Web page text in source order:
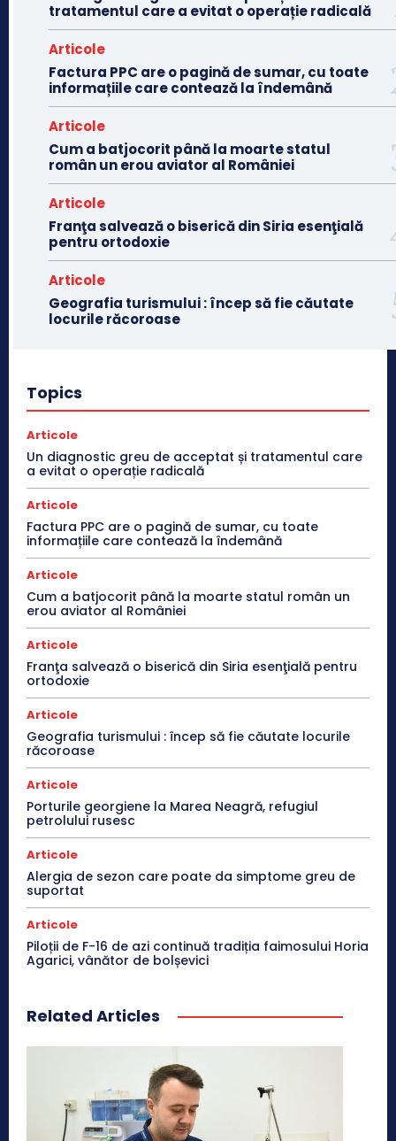
tratamentul care a evitat o operație radicală
Articole
Factura PPC are o pagină de sumar, cu toate
informațiile care contează la îndemână
Articole
Cum a batjocorit până la moarte statul
român un erou aviator al României
Articole
Franţa salvează o biserică din Siria esenţială
pentru ortodoxie
Articole
Geografia turismului : încep să fie căutate
locurile răcoroase
Topics
Articole
Un diagnostic greu de acceptat și tratamentul care
a evitat o operație radicală
Articole
Factura PPC are o pagină de sumar, cu toate
informațiile care contează la îndemână
Articole
Cum a batjocorit până la moarte statul român un
erou aviator al României
Articole
Franţa salvează o biserică din Siria esenţială pentru
ortodoxie
Articole
Geografia turismului : încep să fie căutate locurile
răcoroase
Articole
Porturile georgiene la Marea Neagră, refugiul
petrolului rusesc
Articole
Alergia de sezon care poate da simptome greu de
suportat
Articole
Piloții de F-16 de azi continuă tradiția faimosului Horia
Agarici, vânător de bolșevici
Related Articles